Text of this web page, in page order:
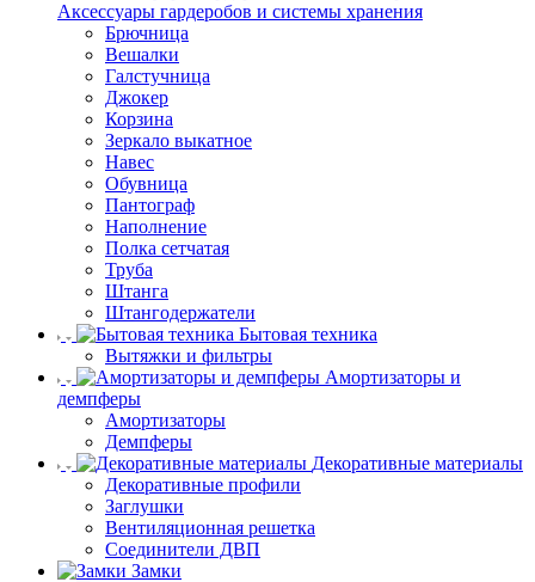
Аксессуары гардеробов и системы хранения
Брючница
Вешалки
Галстучница
Джокер
Корзина
Зеркало выкатное
Навес
Обувница
Пантограф
Наполнение
Полка сетчатая
Труба
Штанга
Штангодержатели
Бытовая техника
Вытяжки и фильтры
Амортизаторы и
демпферы
Амортизаторы
Демпферы
Декоративные материалы
Декоративные профили
Заглушки
Вентиляционная решетка
Соединители ДВП
Замки